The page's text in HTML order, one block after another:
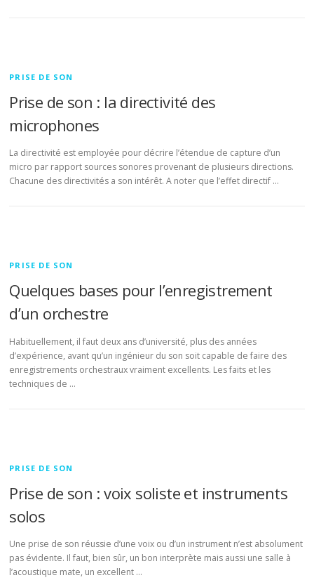
PRISE DE SON
Prise de son : la directivité des
microphones
La directivité est employée pour décrire l’étendue de capture d’un
micro par rapport sources sonores provenant de plusieurs directions.
Chacune des directivités a son intérêt. A noter que l’effet directif …
PRISE DE SON
Quelques bases pour l’enregistrement
d’un orchestre
Habituellement, il faut deux ans d’université, plus des années
d’expérience, avant qu’un ingénieur du son soit capable de faire des
enregistrements orchestraux vraiment excellents. Les faits et les
techniques de …
PRISE DE SON
Prise de son : voix soliste et instruments
solos
Une prise de son réussie d’une voix ou d’un instrument n’est absolument
pas évidente. Il faut, bien sûr, un bon interprète mais aussi une salle à
l’acoustique mate, un excellent …